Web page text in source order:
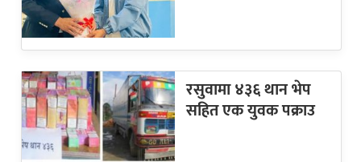
रसुवामा ४३६ थान भेप
सहित एक युवक पक्राउ